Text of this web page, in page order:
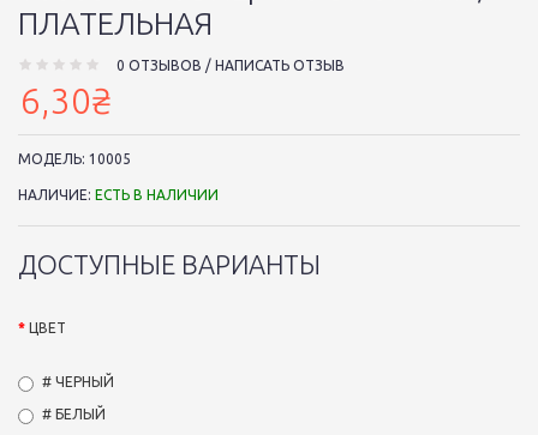
ПЛАТЕЛЬНАЯ
0 ОТЗЫВОВ / НАПИСАТЬ ОТЗЫВ
6,30₴
МОДЕЛЬ: 10005
НАЛИЧИЕ: ЕСТЬ В НАЛИЧИИ
ДОСТУПНЫЕ ВАРИАНТЫ
ЦВЕТ
# ЧЕРНЫЙ
# БЕЛЫЙ